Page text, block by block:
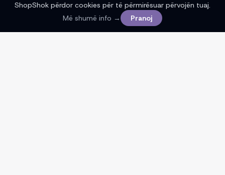
ShopShok përdor cookies për të përmirësuar përvojën tuaj.
Më shumë info →
Pranoj